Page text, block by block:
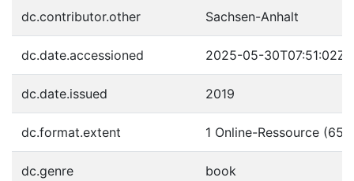
dc.contributor.other Sachsen-Anhalt
dc.date.accessioned 2025-05-30T07:51:02Z
dc.date.issued 2019
dc.format.extent 1 Online-Ressource (65
dc.genre book